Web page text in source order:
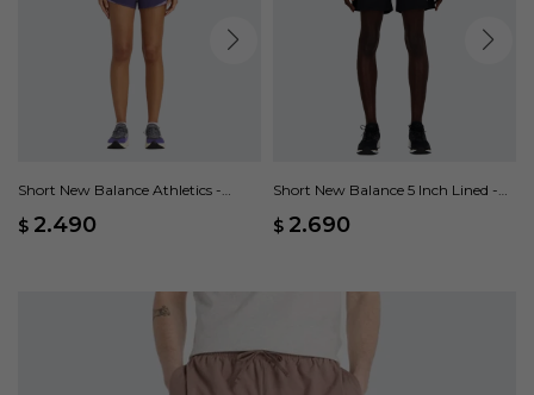
Short New Balance Athletics -
$ 2.490
Short New Balance 5 Inch Lined -
$ 2.690